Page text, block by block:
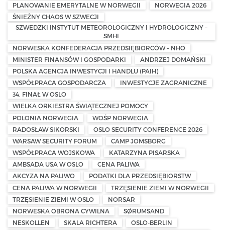
PLANOWANIE EMERYTALNE W NORWEGII
NORWEGIA 2026
ŚNIEŻNY CHAOS W SZWECJI
SZWEDZKI INSTYTUT METEOROLOGICZNY I HYDROLOGICZNY –
SMHI
NORWESKA KONFEDERACJA PRZEDSIĘBIORCÓW – NHO
MINISTER FINANSÓW I GOSPODARKI
ANDRZEJ DOMAŃSKI
POLSKA AGENCJA INWESTYCJI I HANDLU (PAIH)
WSPÓŁPRACA GOSPODARCZA
INWESTYCJE ZAGRANICZNE
34. FINAŁ W OSLO
WIELKA ORKIESTRA ŚWIĄTECZNEJ POMOCY
POLONIA NORWEGIA
WOŚP NORWEGIA
RADOSŁAW SIKORSKI
OSLO SECURITY CONFERENCE 2026
WARSAW SECURITY FORUM
CAMP JOMSBORG
WSPÓŁPRACA WOJSKOWA
KATARZYNA PISARSKA
AMBSADA USA W OSLO
CENA PALIWA
AKCYZA NA PALIWO
PODATKI DLA PRZEDSIĘBIORSTW
CENA PALIWA W NORWEGII
TRZĘSIENIE ZIEMI W NORWEGII
TRZĘSIENIE ZIEMI W OSLO
NORSAR
NORWESKA OBRONA CYWILNA
SØRUMSAND
NESKOLLEN
SKALA RICHTERA
OSLO-BERLIN